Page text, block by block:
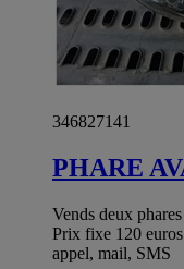
346827141
PHARE
Vends deux
Prix fixe 120
appel, mail, SMS